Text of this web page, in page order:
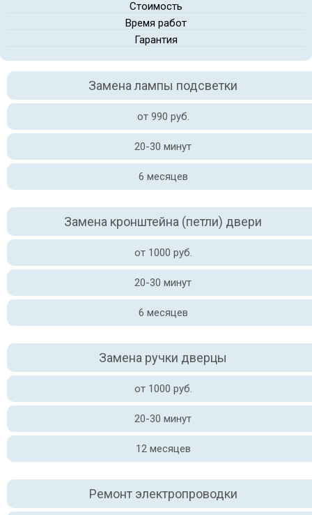
Стоимость
Время работ
Гарантия
Замена лампы подсветки
от 990 руб.
20-30 минут
6 месяцев
Замена кронштейна (петли) двери
от 1000 руб.
20-30 минут
6 месяцев
Замена ручки дверцы
от 1000 руб.
20-30 минут
12 месяцев
Ремонт электропроводки